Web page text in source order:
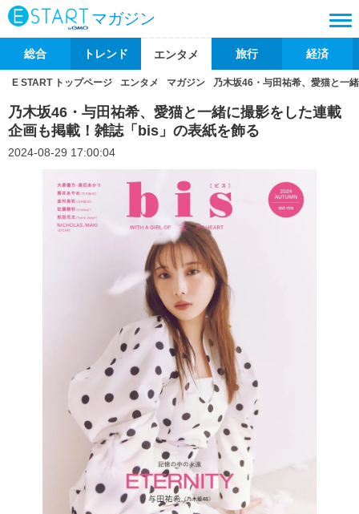
マガジン
総合 トレンド エンタメ 旅行 経済
E START トップページ エンタメ マガジン 乃木坂46・与田祐希、愛猫と一
乃木坂46・与田祐希、愛猫と一緒に撮影をした連載
企画も掲載！雑誌「bis」の表紙を飾る
2024-08-29 17:00:04